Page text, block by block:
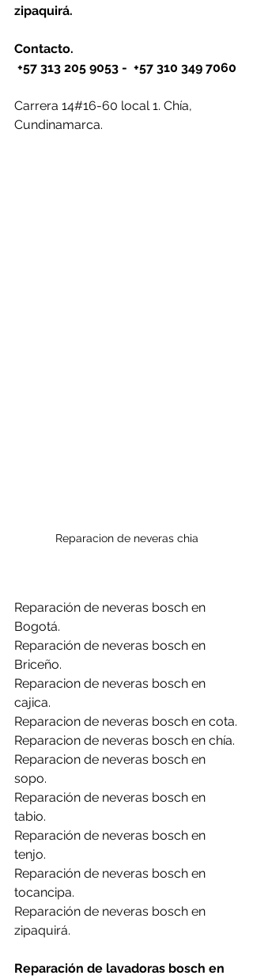
zipaquirá.
Contacto.
+57 313 205 9053 -  +57 310 349 7060
Carrera 14#16-60 local 1. Chía,
Cundinamarca.
Reparacion de neveras chia
Reparación de neveras bosch en
Bogotá.
Reparación de neveras bosch en
Briceño.
Reparacion de neveras bosch en
cajica.
Reparacion de neveras bosch en cota.
Reparacion de neveras bosch en chía.
Reparacion de neveras bosch en
sopo.
Reparación de neveras bosch en
tabio.
Reparación de neveras bosch en
tenjo.
Reparación de neveras bosch en
tocancipa.
Reparación de neveras bosch en
zipaquirá.
Reparación de lavadoras bosch en